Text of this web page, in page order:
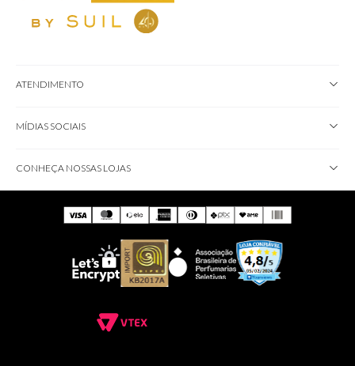
ATENDIMENTO
MÍDIAS SOCIAIS
CONHEÇA NOSSAS LOJAS